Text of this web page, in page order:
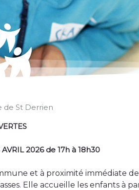
de St Derrien
2026 de 17h à 18h30
et à proximité immédiate
Elle accueille les enfants à